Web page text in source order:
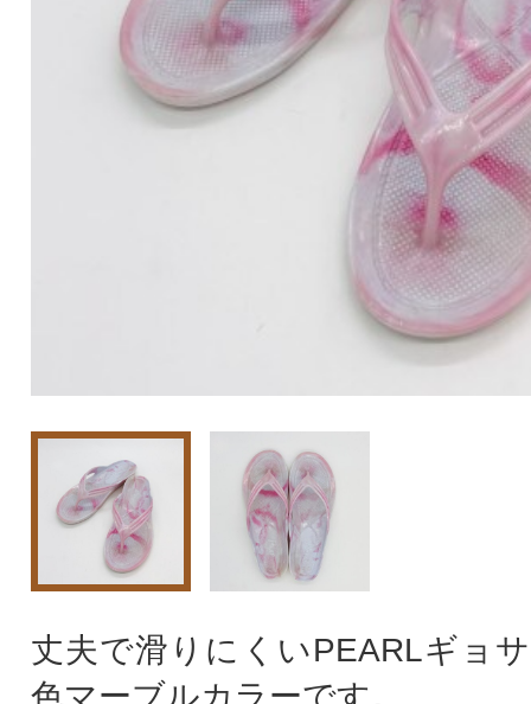
丈夫で滑りにくいPEARLギョ
色マーブルカラーです。